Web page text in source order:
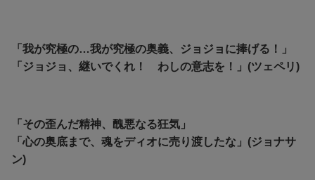
「我が究極の…我が究極の奥義、ジョジョに捧げる！」
「ジョジョ、継いでくれ！ わしの意志を！」(ツェペリ)
「その歪んだ精神、醜悪なる狂気」
「心の奥底まで、魂をディオに売り渡したな」(ジョナサ
ン)